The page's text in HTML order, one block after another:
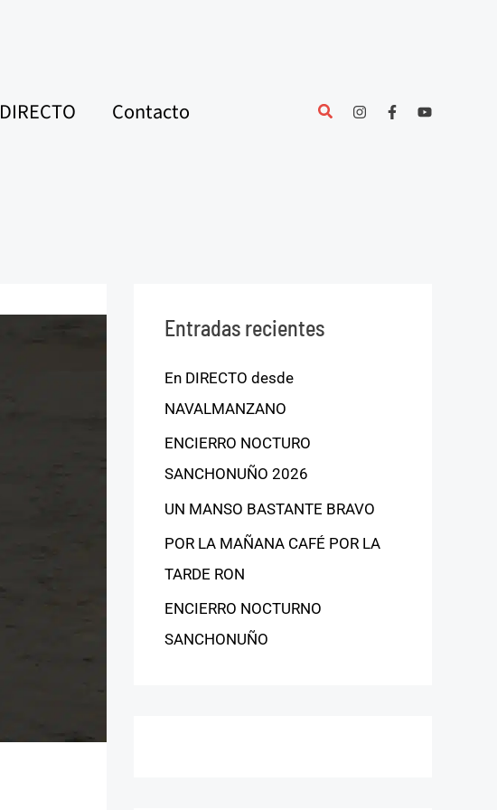
DIRECTO Contacto
Entradas recientes
En DIRECTO desde
NAVALMANZANO
ENCIERRO NOCTURO
SANCHONUÑO 2026
UN MANSO BASTANTE BRAVO
POR LA MAÑANA CAFÉ POR LA
TARDE RON
ENCIERRO NOCTURNO
SANCHONUÑO